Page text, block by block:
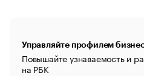
Управляйте профилем
Повышайте узнаваемость и
на РБК